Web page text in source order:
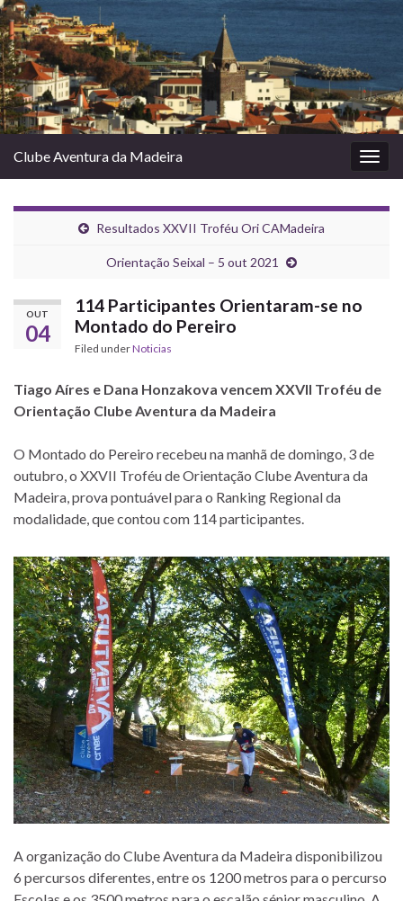
Clube Aventura da Madeira
Resultados XXVII Troféu Ori CAMadeira
Orientação Seixal – 5 out 2021
OUT
04
114 Participantes Orientaram-se no
Montado do Pereiro
Filed underNoticias
Tiago Aíres e Dana Honzakova vencem XXVII Troféu de
Orientação Clube Aventura da Madeira
O Montado do Pereiro recebeu na manhã de domingo, 3 de
outubro, o XXVII Troféu de Orientação Clube Aventura da
Madeira, prova pontuável para o Ranking Regional da
modalidade, que contou com 114 participantes.
A organização do Clube Aventura da Madeira disponibilizou
6 percursos diferentes, entre os 1200 metros para o percurso